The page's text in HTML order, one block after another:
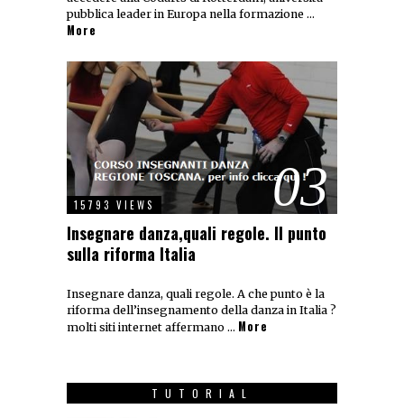
pubblica leader in Europa nella formazione …
More
03
15793 VIEWS
Insegnare danza,quali regole. Il punto
sulla riforma Italia
Insegnare danza, quali regole. A che punto è la
riforma dell’insegnamento della danza in Italia ?
molti siti internet affermano … More
TUTORIAL